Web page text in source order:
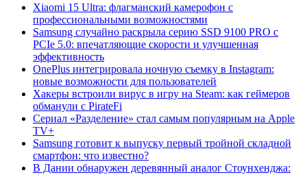
Xiaomi 15 Ultra: флагманский камерофон с
профессиональными возможностями
Samsung случайно раскрыла серию SSD 9100 PRO с
PCIe 5.0: впечатляющие скорости и улучшенная
эффективность
OnePlus интегрировала ночную съемку в Instagram:
новые возможности для пользователей
Хакеры встроили вирус в игру на Steam: как геймеров
обманули с PirateFi
Сериал «Разделение» стал самым популярным на Apple
TV+
Samsung готовит к выпуску первый тройной складной
смартфон: что известно?
В Дании обнаружен деревянный аналог Стоунхенджа: